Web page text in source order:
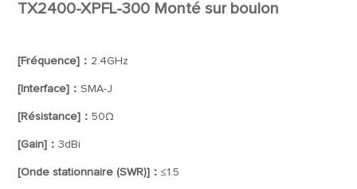
TX2400-XPFL-300 Monté sur boulon
[Fréquence]： 2.4GHz
[Interface]：SMA-J
[Résistance]：50Ω
[Gain]：3dBi
[Onde stationnaire (SWR)]：≤1.5